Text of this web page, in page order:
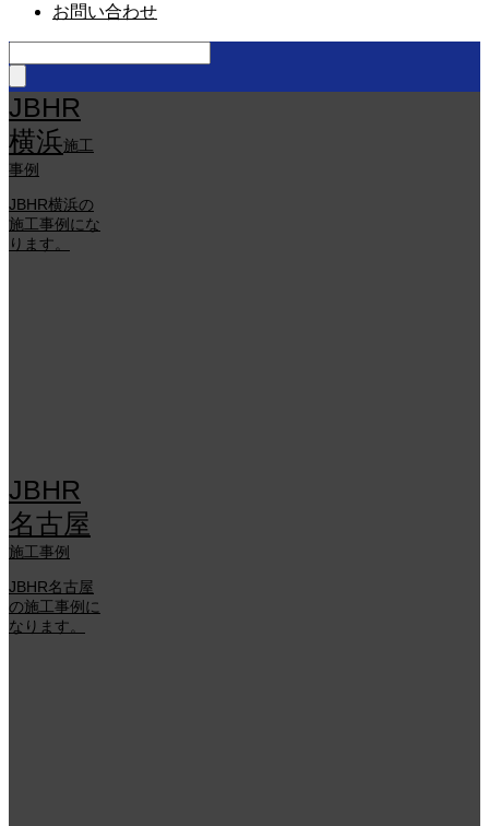
お問い合わせ
JBHR
横浜施工
事例
JBHR横浜の
施工事例にな
ります。
JBHR
名古屋
施工事例
JBHR名古屋
の施工事例に
なります。